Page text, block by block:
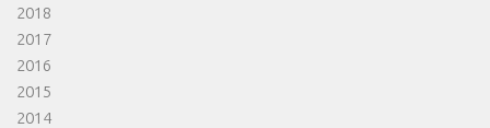
2018
2017
2016
2015
2014